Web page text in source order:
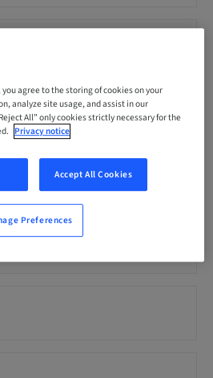
taxes apply)
you agree to the storing of cookies on your
analyze site usage, and assist in our
All” only cookies strictly necessary for the
Privacy notice
Accept All Cookies
Preferences